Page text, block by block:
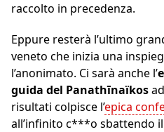
raccolto in precedenza.
Eppure resterà l’ultimo
veneto che inizia una
l’anonimato. Ci sarà anche l’
guida del Panathīnaïkos
risultati colpisce l’epica
all’infinito c***o sbattendo